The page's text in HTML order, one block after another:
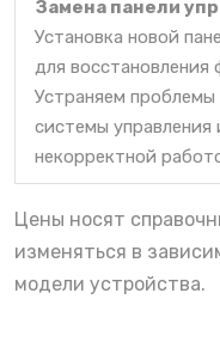
Замена панели
Установка новой
для восстановления
Устраняем проблемы
системы управления
некорректной
Цены носят
изменяться в
модели устройства.